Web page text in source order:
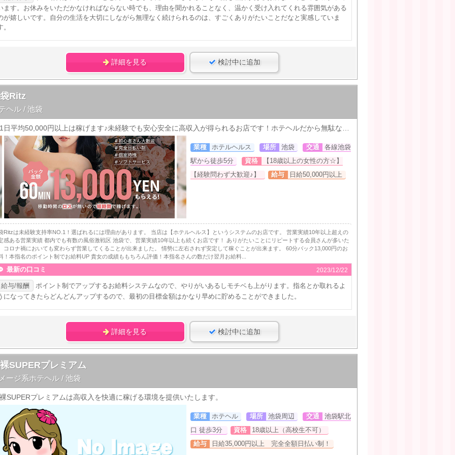
ます。お休みをいただかなければならない時でも、理由を聞かれることなく、温かく受け入れてくれる雰囲気がある
が嬉しいです。自分の生活を大切にしながら無理なく続けられるのは、すごくありがたいことだなと実感していま
。
詳細を見る 検討中に追加
Ritz
ヘル / 池袋
業種 ホテルヘルス 場所 池袋 交通
各線池袋
駅から徒歩5分
資格
【18歳以上の女性の方☆】
【経験問わず大歓迎♪】
給与 日給50,000円以上
Ritzは未経験支持率NO.1！選ばれるには理由があります。 当店は【ホテルヘルス】というシステムのお店です。 営業実績10年以上超えの
感ある営業実績 都内でも有数の風俗激戦区 池袋で、営業実績10年以上も続くお店です！ ありがたいことにリピートする会員さんが多いた
コロナ禍においても変わらず営業してくることが出来ました。 情勢に左右されず安定して稼ぐことが出来ます。 60分バック13,000円のお
！本指名のポイント制でお給料UP 貴女の成績ももちろん評価！本指名さんの数だけ翌月お給料...
最新の口コミ 2023/12/22
給与/報酬
ポイント制でアップするお給料システムなので、やりがいあるしモチベも上がります。指名とか取れるよ
になってきたらどんどんアップするので、最初の目標金額はかなり早めに貯めることができました。
詳細を見る 検討中に追加
SUPERプレミアム
ージ系ホテヘル / 池袋
SUPERプレミアムは高収入を快適に稼げる環境を提供いたします。
業種 ホテヘル 場所 池袋周辺 交通
池袋駅北
口 徒歩3分
資格
18歳以上（高校生不可）
給与
日給35,000円以上 完全全額日払い制！